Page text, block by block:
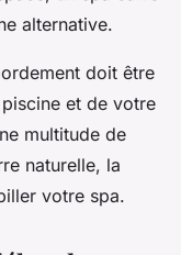
alternative.
doit être
et de votre
multitude de
naturelle, la
votre spa.